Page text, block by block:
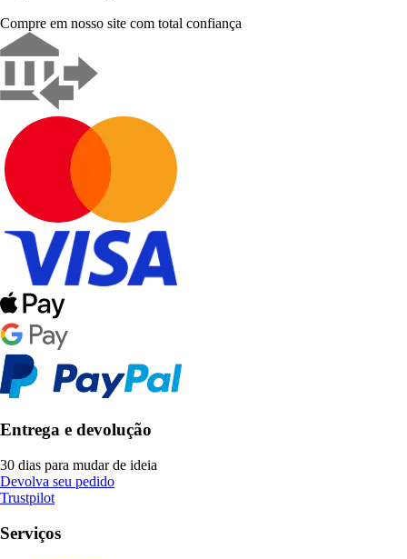
Compre em nosso site com total confiança
Entrega e devolução
30 dias para mudar de ideia
Devolva seu pedido
Trustpilot
Serviços